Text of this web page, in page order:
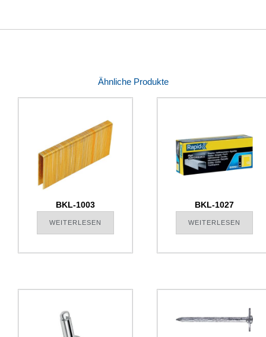
Ähnliche Produkte
BKL-1003
WEITERLESEN
BKL-1027
WEITERLESEN